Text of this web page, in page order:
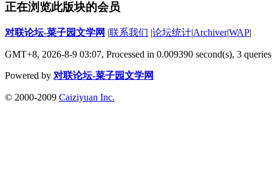
正在浏览此版块的会员
对联论坛-菜子园文学网 |联系我们 |论坛统计|Archiver|WAP|
GMT+8, 2026-8-9 03:07, Processed in 0.009390 second(s), 3
Powered by 对联论坛-菜子园文学网
© 2000-2009 Caiziyuan Inc.